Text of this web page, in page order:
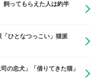
ってもらえた人は約半
ひとなつっこい」猫派
の忠犬」「借りてきた猫」